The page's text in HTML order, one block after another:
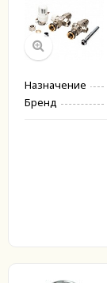
Назначение
Бренд